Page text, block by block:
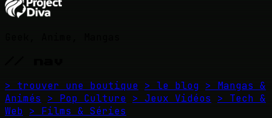
> trouver une boutique > le blog > Mangas &
Animés
> Pop Culture > Jeux Vidéos
> Tech &
Web > Films & Séries